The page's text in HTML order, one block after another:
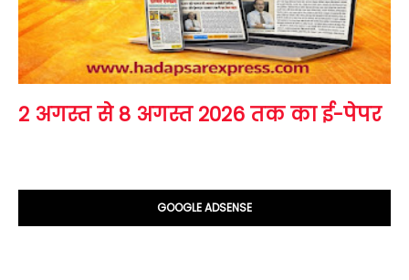
2 अगस्त से 8 अगस्त 2026 तक का ई-पेपर
GOOGLE ADSENSE